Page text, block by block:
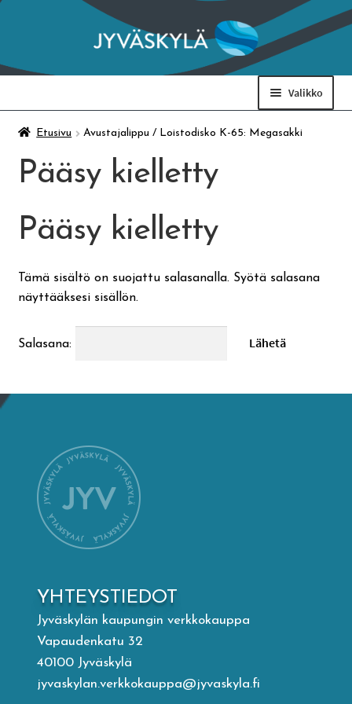
Siirry
navigointiin
Siirry
sisältöön
Valikko
Taidemuseo & Ratamo
Suomen käsityön museo
Skeittihalli
Varhaiskasvatus
Ateria- ja välipalamaksut
Kirjasto
Visit Jyvaskyla Region
Lasten Lysti & LystiKylä-festivaali
Ohje
Etusivu Avustajalippu / Loistodisko K-65: Megasakki
Pääsy kielletty
Pääsy kielletty
Tämä sisältö on suojattu salasanalla. Syötä salasana
näyttääksesi sisällön.
Salasana:
YHTEYSTIEDOT
Jyväskylän kaupungin verkkokauppa
Vapaudenkatu 32
40100 Jyväskylä
jyvaskylan.verkkokauppa@jyvaskyla.fi